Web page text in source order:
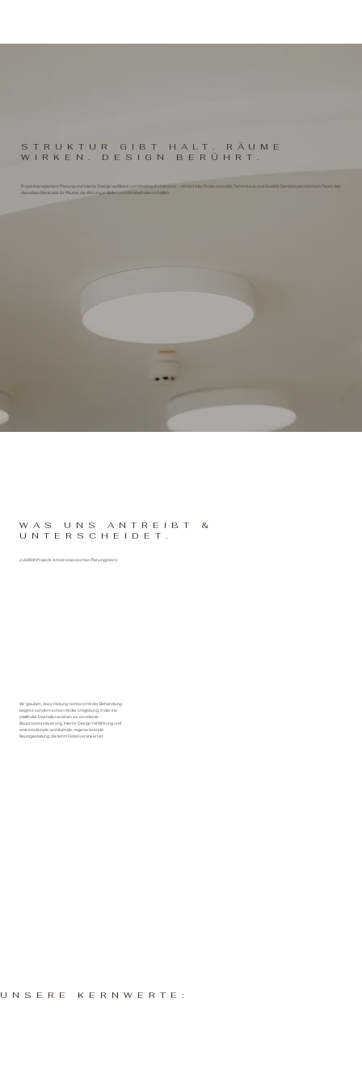
STRUKTUR GIBT HALT. RÄUME
WIRKEN. DESIGN BERÜHRT.
Projektmanagement, Planung und Interior Design auf Basis von Healing Architecture – mit höchster Professionalität, Termintreue und Qualität. Gemeinsam mit einem Team, das
dieselben Werte lebt. für Räume, die Wirkung entfalten und Wohlbefinden schaffen.
WAS UNS ANTREIBT &
UNTERSCHEIDET.
JuliaRothProjects ist kein klassisches Planungsbüro.
Wir glauben, dass Heilung nicht erst mit der Behandlung
beginnt, sondern schon mit der Umgebung, in der sie
stattfindet. Deshalb vereinen wir exzellente
Bauprozesssteuerung, Interior Design mit Wirkung und
eine emotionale, wohltuende, regenerierende
Raumgestaltung, die tief im Detail verankert ist.
UNSERE KERNWERTE: